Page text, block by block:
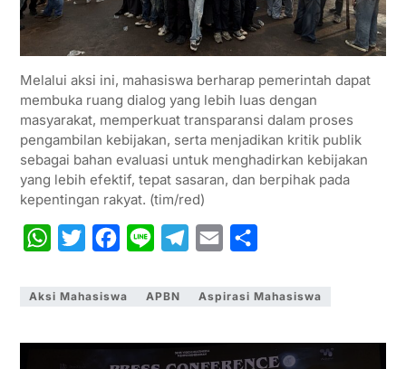
Melalui aksi ini, mahasiswa berharap pemerintah dapat
membuka ruang dialog yang lebih luas dengan
masyarakat, memperkuat transparansi dalam proses
pengambilan kebijakan, serta menjadikan kritik publik
sebagai bahan evaluasi untuk menghadirkan kebijakan
yang lebih efektif, tepat sasaran, dan berpihak pada
kepentingan rakyat. (tim/red)
W
a
s
i
t
c
b
n
g
a
l
a
e
Aksi Mahasiswa APBN Aspirasi Mahasiswa